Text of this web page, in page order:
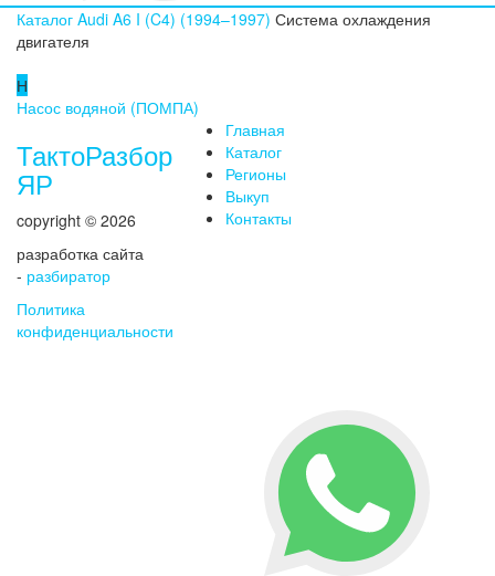
Каталог Audi A6 I (C4) (1994–1997) Система охлаждения
двигателя
Н
Насос водяной (ПОМПА)
ТактоРазбор
ЯР
copyright © 2026
разработка сайта
- разбиратор
Политика
конфиденциальности
Главная
Каталог
Регионы
Выкуп
Контакты